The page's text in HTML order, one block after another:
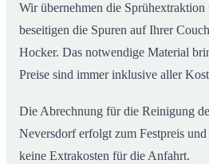
Wir übernehmen die Sprühextraktion
beseitigen die Spuren auf Ihrer
Hocker. Das notwendige Material
Preise sind immer inklusive aller
Die Abrechnung für die Reinigung
Neversdorf erfolgt zum Festpreis
keine Extrakosten für die Anfahrt.